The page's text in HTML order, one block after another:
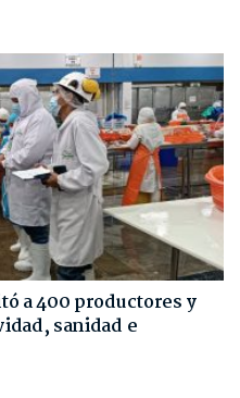
a 400 productores y
sanidad e